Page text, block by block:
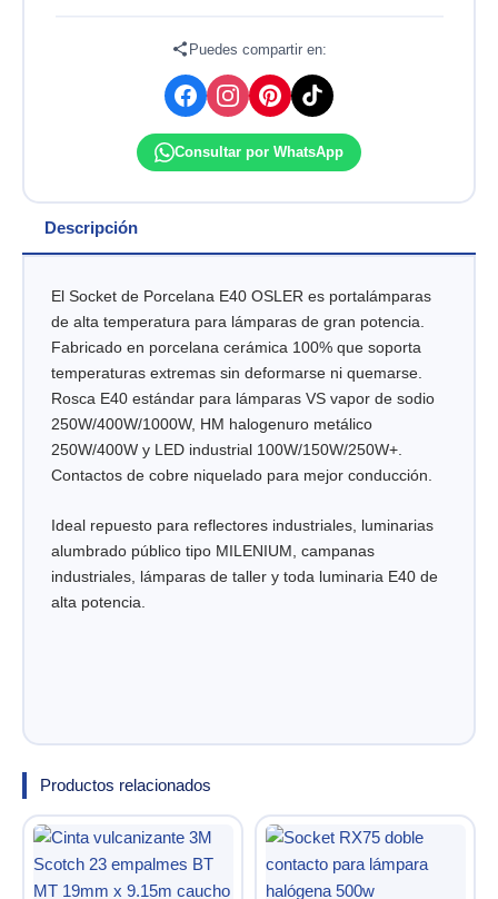
Puedes compartir en:
Consultar por WhatsApp
Descripción
El Socket de Porcelana E40 OSLER es portalámparas
de alta temperatura para lámparas de gran potencia.
Fabricado en porcelana cerámica 100% que soporta
temperaturas extremas sin deformarse ni quemarse.
Rosca E40 estándar para lámparas VS vapor de sodio
250W/400W/1000W, HM halogenuro metálico
250W/400W y LED industrial 100W/150W/250W+.
Contactos de cobre niquelado para mejor conducción.
Ideal repuesto para reflectores industriales, luminarias
alumbrado público tipo MILENIUM, campanas
industriales, lámparas de taller y toda luminaria E40 de
alta potencia.
Productos relacionados